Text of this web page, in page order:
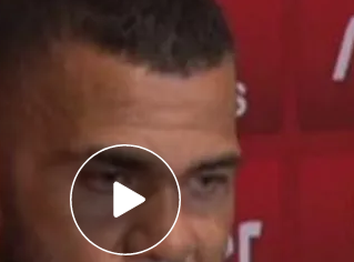
la supuesta agresión sexual a
de la supuesta víctima
"Hay datos médicos que lo